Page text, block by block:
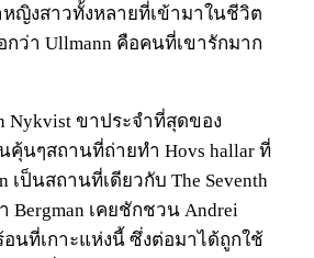
หญิงสาวทั้งหลายที่เข้ามาในชีวิต
กว่า Ullmann คือคนที่เขารักมาก
Nykvist ขาประจำที่สุดของ
คุ้นๆสถานที่ถ่ายทำ Hovs hallar ที่
เป็นสถานที่เดียวกับ The Seventh
Bergman เคยชักชวน Andrei
อนที่เกาะแห่งนี้ ซึ่งต่อมาได้ถูกใช้